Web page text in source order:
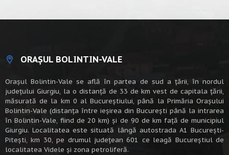
ORAȘUL BOLINTIN-VALE
Oraşul Bolintin-Vale se află în partea de sud a ţării, în nordul
judeţului Giurgiu, la o distanţă de 33 de km vest de capitala țării,
măsurată de la km 0 al Bucureștiului, până la Primăria Orașului
Bolintin-Vale (distanța între ieșirea din București până la intrarea
în Bolintin-Vale, fiind de 20 km) şi de 90 de km faţă de municipiul
Giurgiu. Localitatea este situată lângă autostrada A1 Bucureşti-
Piteşti, km 30, pe drumul judeţean 601 ce leagă Bucureştiul de
localitatea Videle şi zona petroliferă.